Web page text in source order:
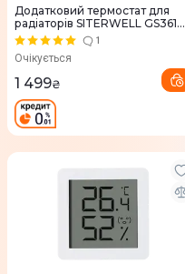
Додатковий термостат для
радіаторів SITERWELL GS361A-
H04
1
Очікується
1 499₴